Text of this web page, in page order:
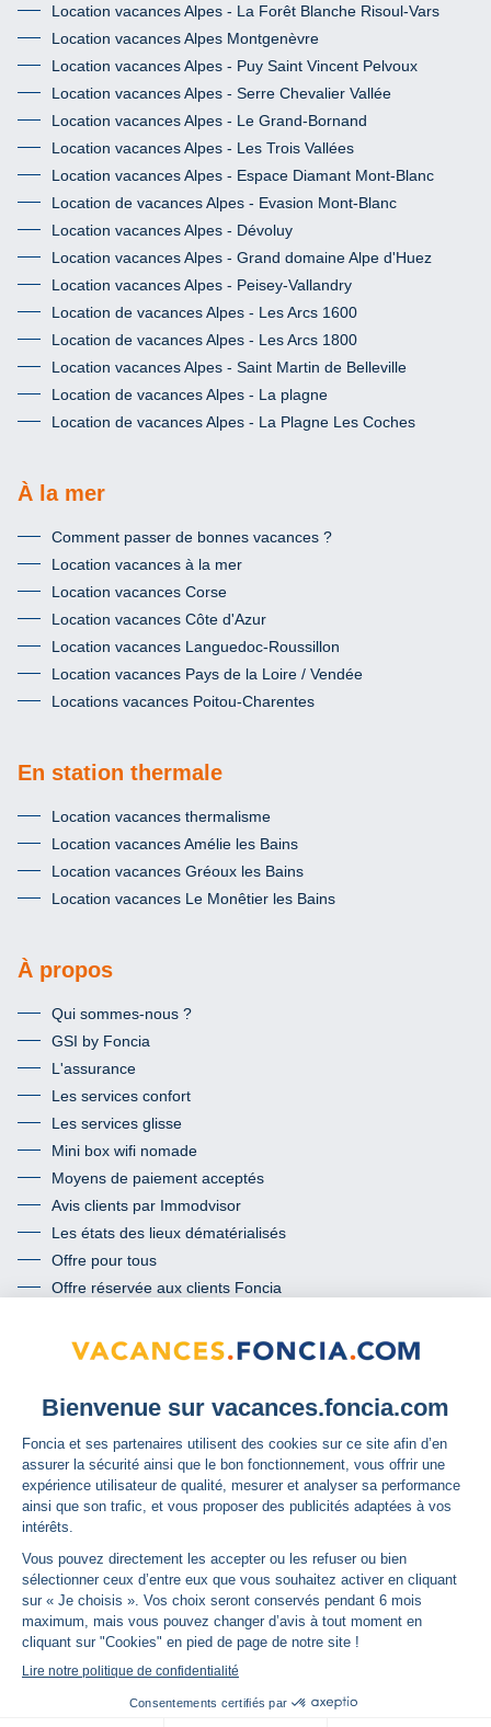
Location vacances Alpes - La Forêt Blanche Risoul-Vars
Location vacances Alpes Montgenèvre
Location vacances Alpes - Puy Saint Vincent Pelvoux
Location vacances Alpes - Serre Chevalier Vallée
Location vacances Alpes - Le Grand-Bornand
Location vacances Alpes - Les Trois Vallées
Location vacances Alpes - Espace Diamant Mont-Blanc
Location de vacances Alpes - Evasion Mont-Blanc
Location vacances Alpes - Dévoluy
Location vacances Alpes - Grand domaine Alpe d'Huez
Location vacances Alpes - Peisey-Vallandry
Location de vacances Alpes - Les Arcs 1600
Location de vacances Alpes - Les Arcs 1800
Location vacances Alpes - Saint Martin de Belleville
Location de vacances Alpes - La plagne
Location de vacances Alpes - La Plagne Les Coches
À la mer
Comment passer de bonnes vacances ?
Location vacances à la mer
Location vacances Corse
Location vacances Côte d'Azur
Location vacances Languedoc-Roussillon
Location vacances Pays de la Loire / Vendée
Locations vacances Poitou-Charentes
En station thermale
Location vacances thermalisme
Location vacances Amélie les Bains
Location vacances Gréoux les Bains
Location vacances Le Monêtier les Bains
À propos
Qui sommes-nous ?
GSI by Foncia
L'assurance
Les services confort
Les services glisse
Mini box wifi nomade
Moyens de paiement acceptés
Avis clients par Immodvisor
Les états des lieux dématérialisés
Offre pour tous
Offre réservée aux clients Foncia
Instagram
Conditions Générales d'Utilisation
Conditions Générales de Ventes
Charte de protection des données personnelles
Cookies
Politique relative aux cookies
Accessibilité : partiellement conforme